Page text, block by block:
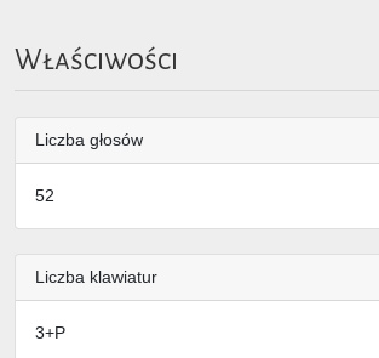
Właściwości
Liczba głosów
52
Liczba klawiatur
3+P